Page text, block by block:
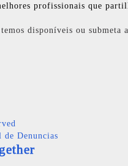
profissionais que
disponíveis ou submeta
de Denuncias